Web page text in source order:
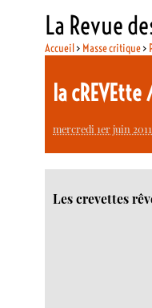
La Revue
Accueil> Masse critique>
la
mercredi 1er juin 2011
Les crevettes